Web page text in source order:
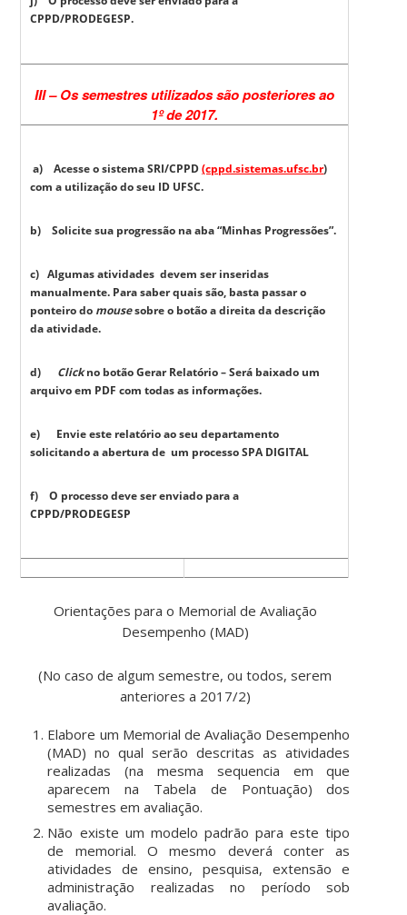
CPPD/PRODEGESP.
III – Os semestres utilizados são posteriores ao
1º de 2017.
a) Acesse o sistema SRI/CPPD(cppd.sistemas.ufsc.br)
com a utilização do seu ID UFSC.
b) Solicite sua progressão na aba “Minhas Progressões”.
c) Algumas atividades devem ser inseridas
manualmente. Para saber quais são, basta passar o
ponteiro do mousesobre o botão a direita da descrição
da atividade.
d) Clickno botão Gerar Relatório – Será baixado um
arquivo em PDF com todas as informações.
e) Envie este relatório ao seu departamento
solicitando a abertura de um processo SPA DIGITAL
f) O processo deve ser enviado para a
CPPD/PRODEGESP
Orientações para o Memorial de Avaliação
Desempenho (MAD)
(No caso de algum semestre, ou todos, serem
anteriores a 2017/2)
Elabore um Memorial de Avaliação Desempenho
(MAD) no qual serão descritas as atividades
realizadas (na mesma sequencia em que
aparecem na Tabela de Pontuação) dos
semestres em avaliação.
Não existe um modelo padrão para este tipo
de memorial. O mesmo deverá conter as
atividades de ensino, pesquisa, extensão e
administração realizadas no período sob
avaliação.